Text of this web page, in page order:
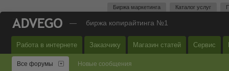
Биржа маркетинга Каталог услуг
— биржа копирайтинга №1
Работа в интернете Заказчику Магазин статей Сервис
Все форумы Новые сообщения